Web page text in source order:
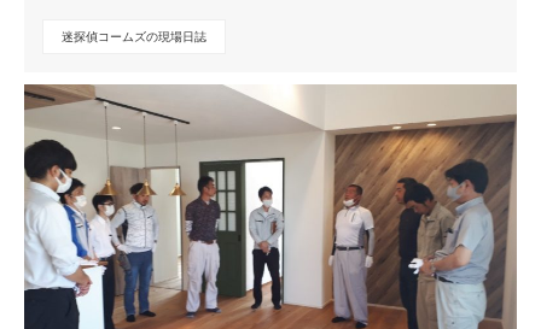
迷探偵コームズの現場日誌